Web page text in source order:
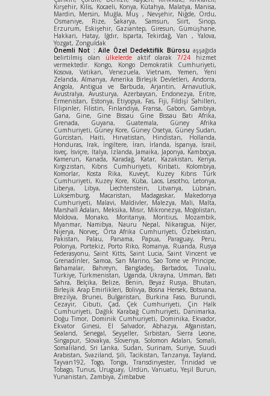
Kırşehir, Kilis, Kocaeli, Konya, Kütahya, Malatya, Manisa,
Mardin, Mersin, Muğla, Muş , Nevşehir, Niğde, Ordu,
Osmaniye, Rize, Sakarya, Samsun, Siirt, Sinop,
Erzurum, Eskişehir, Gaziantep, Giresun, Gümüşhane,
Hakkari, Hatay, Iğdır, Isparta, Tekirdağ, Van , Yalova,
Yozgat, Zonguldak
Önemli Not : Aile Özel Dedektiflik Bürosu aşşağıda
belirtilmiş olan ülkelerdeaktif olarak7/24 hizmet
vermektedir. Kongo, Kongo Demokratik Cumhuriyeti,
Kosova, Vatikan, Venezuela, Vietnam, Yemen, Yeni
Zelanda, Almanya, Amerika Birleşik Devletleri, Andorra,
Angola, Antigua ve Barbuda, Arjantin, Arnavutluk,
Avustralya, Avusturya, Azerbaycan, Endonezya, Eritre,
Ermenistan, Estonya, Etiyopya, Fas, Fiji, Fildişi Sahilleri,
Filipinler, Filistin, Finlandiya, Fransa, Gabon, Gambiya,
Gana, Gine, Gine Bissau Gine Bissau Batı Afrika,
Grenada, Guyana, Guatemala, Güney Afrika
Cumhuriyeti, Güney Kore, Güney Osetya, Güney Sudan,
Gürcistan, Haiti, Hırvatistan, Hindistan, Hollanda,
Honduras, Irak, İngiltere, İran, İrlanda, İspanya, İsrail,
İsveç, İsviçre, İtalya, İzlanda, Jamaika, Japonya, Kamboçya,
Kamerun, Kanada, Karadağ, Katar, Kazakistan, Kenya,
Kırgızistan, Kıbrıs Cumhuriyeti, Kiribati, Kolombiya,
Komorlar, Kosta Rika, Kuveyt, Kuzey Kıbrıs Türk
Cumhuriyeti, Kuzey Kore, Küba, Laos, Lesotho, Letonya,
Liberya, Libya, Liechtenstein, Litvanya, Lübnan,
Lüksemburg, Macaristan, Madagaskar, Makedonya
Cumhuriyeti, Malavi, Maldivler, Malezya, Mali, Malta,
Marshall Adaları, Meksika, Mısır, Mikronezya, Moğolistan,
Moldova, Monako, Moritanya, Moritius, Mozambik,
Myanmar, Namibya, Nauru Nepal, Nikaragua, Nijer,
Nijerya, Norveç, Orta Afrika Cumhuriyeti, Özbekistan,
Pakistan, Palau, Panama, Papua, Paraguay, Peru,
Polonya, Portekiz, Porto Riko, Romanya, Ruanda, Rusya
Federasyonu, Saint Kitts, Saint Lucia, Saint Vincent ve
Grenadinler, Samoa, San Marino, Sao Tome ve Principe,
Bahamalar, Bahreyn, Bangladeş, Barbados, Tuvalu,
Türkiye, Türkmenistan, Uganda, Ukrayna, Umman, Batı
Sahra, Belçika, Belize, Benin, Beyaz Rusya, Bhutan,
Birleşik Arap Emirlikleri, Bolivya, Bosna Hersek, Botsvana,
Brezilya, Brunei, Bulgaristan, Burkina Faso, Burundi,
Cezayir, Cibuti, Çad, Çek Cumhuriyeti, Çin Halk
Cumhuriyeti, Dağlık Karabağ Cumhuriyeti, Danimarka,
Doğu Timor, Dominik Cumhuriyeti, Dominika, Ekvador,
Ekvator Ginesi, El Salvador, Abhazya, Afganistan,
Sealand, Senegal, Seyşeller, Sırbistan, Sierra Leone,
Singapur, Slovakya, Slovenya, Solomon Adaları, Somali,
Somaliland, Sri Lanka, Sudan, Surinam, Suriye, Suudi
Arabistan, Svaziland, Şili, Tacikistan, Tanzanya, Tayland,
Tayvan192, Togo, Tonga, Transdinyester, Trinidad ve
Tobago, Tunus, Uruguay, Ürdün, Vanuatu, Yeşil Burun,
Yunanistan, Zambiya, Zimbabve